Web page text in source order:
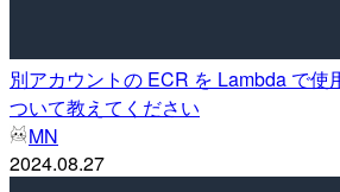
別アカウントの ECR を Lambda で使
ついて教えてください
MN
2024.08.27